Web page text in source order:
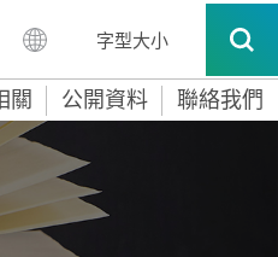
字型大小
關 公開資料 聯絡我們